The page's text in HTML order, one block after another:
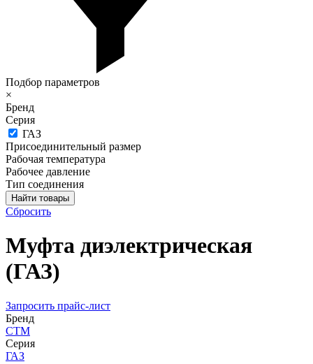
Муфта диэлектрическая
(ГАЗ)
Запросить прайс-лист
Бренд
СТМ
Серия
ГАЗ
Подбор параметров
×
Бренд
Серия
ГАЗ
Присоединительный размер
Рабочая температура
Рабочее давление
Тип соединения
Сбросить